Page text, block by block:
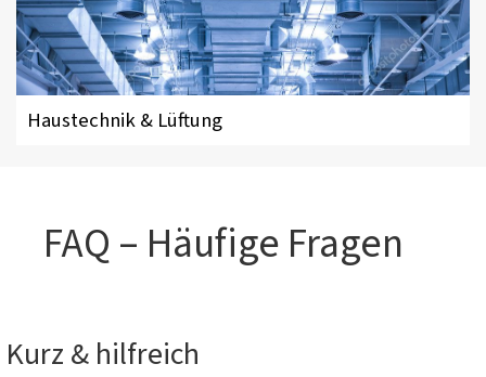
Haustechnik & Lüftung
FAQ – Häufige Fragen
Kurz & hilfreich